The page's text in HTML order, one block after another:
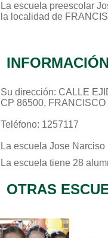
La escuela preescolar
la localidad de
Su dirección: CALLE
CP 86500,
Teléfono: 1257117
La escuela Jose Narciso
La escuela tiene 28
OTRAS